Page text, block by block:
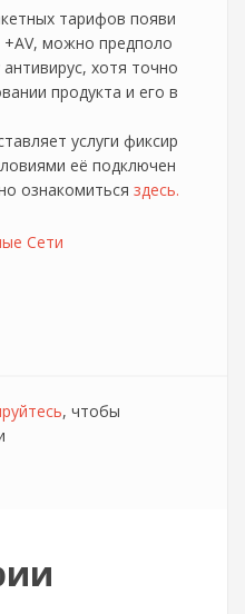
тарифов появи
можно предполо
хотя точно
продукта и его в
услуги фиксир
её подключен
ознакомиться здесь.
Сети
, чтобы